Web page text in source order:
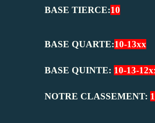
BASE TIERCE:10
BASE QUARTE:10-13xx
BASE QUINTE: 10-13-
NOTRE CLASSEMENT: